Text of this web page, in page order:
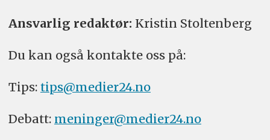
Ansvarlig redaktør: Kristin Stoltenberg
Du kan også kontakte oss på:
Tips: tips@medier24.no
Debatt: meninger@medier24.no